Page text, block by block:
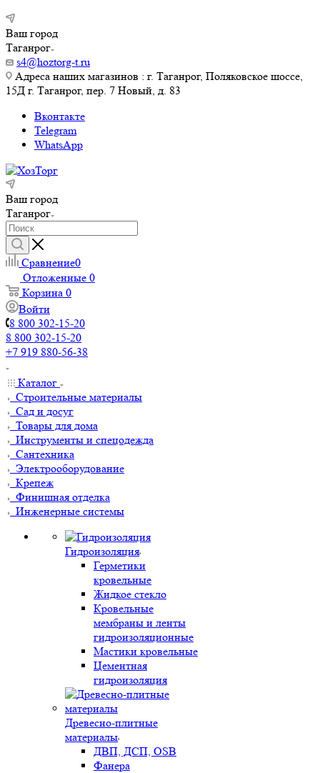
Ваш город
Таганрог
s4@hoztorg-t.ru
Адреса наших магазинов : г. Таганрог, Поляковское шоссе,
15Д г. Таганрог, пер. 7 Новый, д. 83
Вконтакте
Telegram
WhatsApp
Ваш город
Таганрог
Сравнение0
Отложенные 0
Корзина 0
Войти
8 800 302-15-20
8 800 302-15-20
+7 919 880-56-38
Каталог
Строительные материалы
Сад и досуг
Товары для дома
Инструменты и спецодежда
Сантехника
Электрооборудование
Крепеж
Финишная отделка
Инженерные системы
Гидроизоляция
Герметики
кровельные
Жидкое стекло
Кровельные
мембраны и ленты
гидроизоляционные
Мастики кровельные
Цементная
гидроизоляция
Древесно-плитные
материалы
ДВП, ДСП, OSB
Фанера